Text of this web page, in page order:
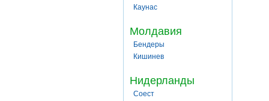
Каунас
Молдавия
Бендеры
Кишинев
Нидерланды
Соест